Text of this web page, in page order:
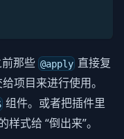
那些 @apply 直接复
项目来进行使用。
组件。或者把插件里
样式给 “倒出来”。